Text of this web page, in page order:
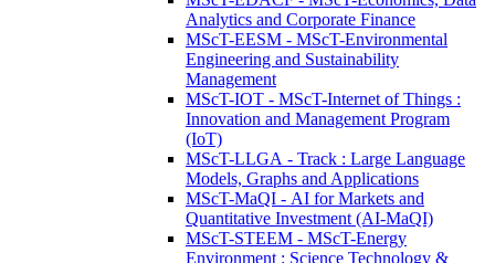
Analytics and Corporate Finance
MScT-EESM - MScT-Environmental
Engineering and Sustainability
Management
MScT-IOT - MScT-Internet of Things :
Innovation and Management Program
(IoT)
MScT-LLGA - Track : Large Language
Models, Graphs and Applications
MScT-MaQI - AI for Markets and
Quantitative Investment (AI-MaQI)
MScT-STEEM - MScT-Energy
Environment : Science Technology &